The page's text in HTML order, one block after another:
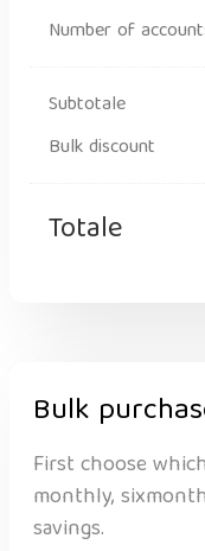
Number of
Subtotale
Bulk discount
Totale
Bulk
First choose
monthly,
savings.